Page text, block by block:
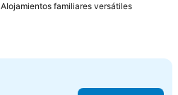
Alojamientos familiares versátilesVer